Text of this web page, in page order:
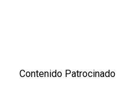
Contenido Patrocinado